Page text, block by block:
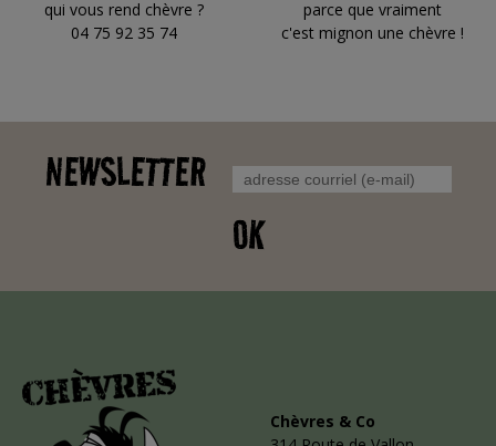
qui vous rend chèvre ?
04 75 92 35 74
parce que vraiment
c'est mignon une chèvre !
NEWSLETTER
OK
Chèvres & Co